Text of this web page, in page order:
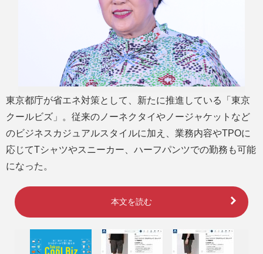
東京都庁が省エネ対策として、新たに推進している「東京
クールビズ」。従来のノーネクタイやノージャケットなど
のビジネスカジュアルスタイルに加え、業務内容やTPOに
応じてTシャツやスニーカー、ハーフパンツでの勤務も可能
になった。
本文を読む